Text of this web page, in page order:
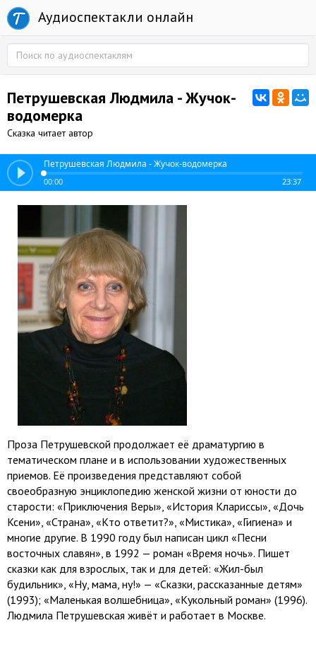
Аудиоспектакли онлайн
Петрушевская Людмила - Жучок-
водомерка
Сказка читает автор
Петрушевская Людмила - Жучок-водомерка
00:00 23:37
Проза Петрушевской продолжает её драматургию в
тематическом плане и в использовании художественных
приемов. Её произведения представляют собой
своеобразную энциклопедию женской жизни от юности до
старости: «Приключения Веры», «История Клариссы», «Дочь
Ксени», «Страна», «Кто ответит?», «Мистика», «Гигиена» и
многие другие. В 1990 году был написан цикл «Песни
восточных славян», в 1992 — роман «Время ночь». Пишет
сказки как для взрослых, так и для детей: «Жил-был
будильник», «Ну, мама, ну!» — «Сказки, рассказанные детям»
(1993); «Маленькая волшебница», «Кукольный роман» (1996).
Людмила Петрушевская живёт и работает в Москве.